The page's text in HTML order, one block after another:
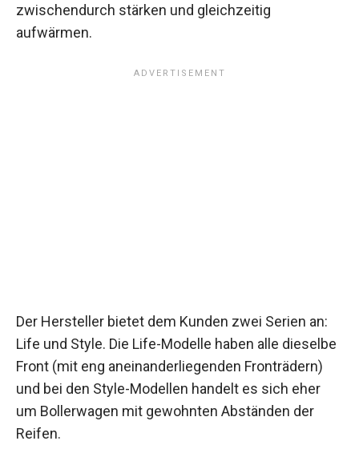
zwischendurch stärken und gleichzeitig
aufwärmen.
Der Hersteller bietet dem Kunden zwei Serien an:
Life und Style. Die Life-Modelle haben alle dieselbe
Front (mit eng aneinanderliegenden Fronträdern)
und bei den Style-Modellen handelt es sich eher
um Bollerwagen mit gewohnten Abständen der
Reifen.